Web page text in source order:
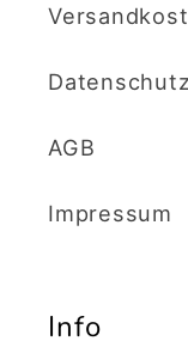
Datenschutz
AGB
Impressum
Info